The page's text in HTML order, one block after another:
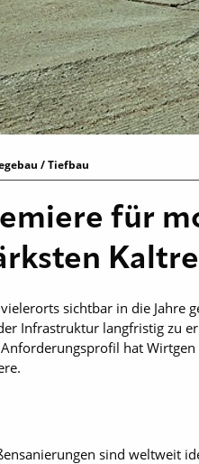
/ Tiefbau
für
sichtbar in die
Infrastruktur langfristig zu
hat
sind weltweit